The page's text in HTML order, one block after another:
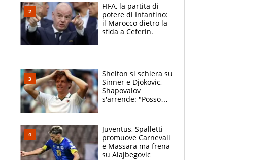
FIFA, la partita di
potere di Infantino:
il Marocco dietro la
sfida a Ceferin.
Shelton si schiera su
Sinner e Djokovic,
Shapovalov
s'arrende: "Posso
Juventus, Spalletti
promuove Carnevali
e Massara ma frena
su Alajbegovic